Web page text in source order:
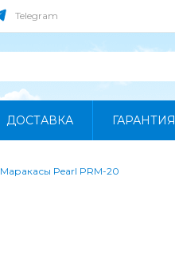
Telegram
ДОСТАВКА ГАРАНТИЯ
Маракасы Pearl PRM-20